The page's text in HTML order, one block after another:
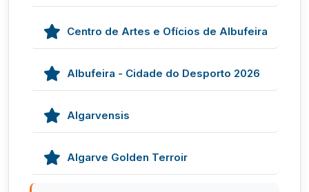
Centro de Artes e Ofícios de Albufeira
Albufeira - Cidade do Desporto 2026
Algarvensis
Algarve Golden Terroir